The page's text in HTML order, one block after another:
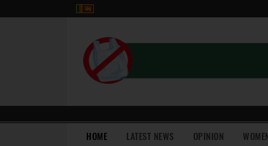
HOME(current)LATEST NEWS OPINION